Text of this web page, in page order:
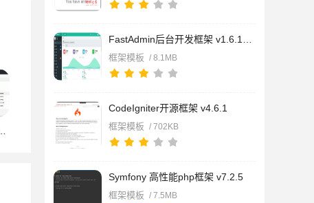
框架模板 / 8.1MB
CodeIgniter开源框架 v4.6.1
框架模板 / 702KB
Symfony 高性能php框架 v7.2.5
框架模板 / 7.5MB